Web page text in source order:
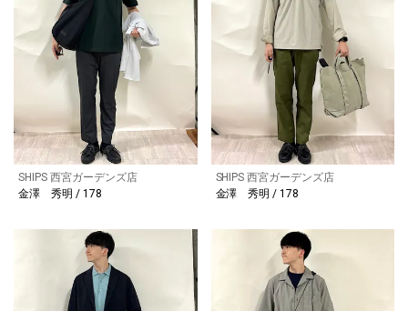
SHIPS 西宮ガーデンズ店
金澤 秀明 / 178
SHIPS 西宮ガーデンズ店
金澤 秀明 / 178